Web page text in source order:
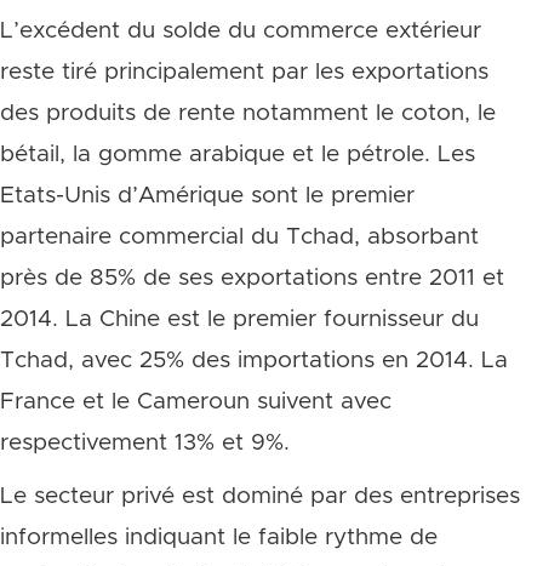
L’excédent du solde du commerce extérieur
reste tiré principalement par les exportations
des produits de rente notamment le coton, le
bétail, la gomme arabique et le pétrole. Les
Etats-Unis d’Amérique sont le premier
partenaire commercial du Tchad, absorbant
près de 85% de ses exportations entre 2011 et
2014. La Chine est le premier fournisseur du
Tchad, avec 25% des importations en 2014. La
France et le Cameroun suivent avec
respectivement 13% et 9%.
Le secteur privé est dominé par des entreprises
informelles indiquant le faible rythme de